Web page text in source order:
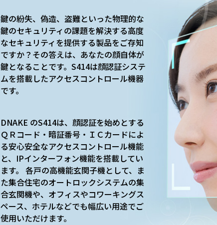
鍵の紛失、偽造、盗難といった物理的な
鍵のセキュリティの課題を解決する高度
なセキュリティを提供する製品をご存知
ですか？その答えは、あなたの顔自体が
鍵となることです。S414は顔認証システ
ムを搭載したアクセスコントロール機器
です。
DNAKE のS414は、顔認証を始めとする
ＱＲコード・暗証番号・ＩＣカードによ
る安心安全なアクセスコントロール機能
と、IPインターフォン機能を搭載してい
ます。 各戸の高機能玄関子機として、ま
た集合住宅のオートロックシステムの集
合玄関機や、オフィスやコワーキングス
ペース、ホテルなどでも幅広い用途でご
使用いただけます。